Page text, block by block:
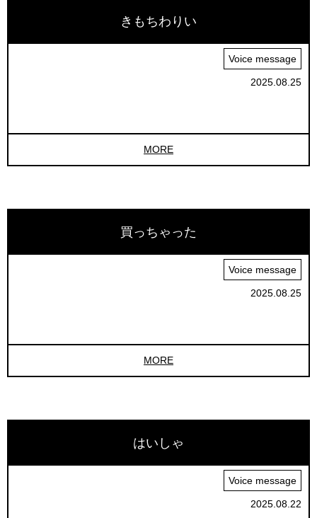
きもちわりい
Voice message
2025.08.25
MORE
買っちゃった
Voice message
2025.08.25
MORE
はいしゃ
Voice message
2025.08.22